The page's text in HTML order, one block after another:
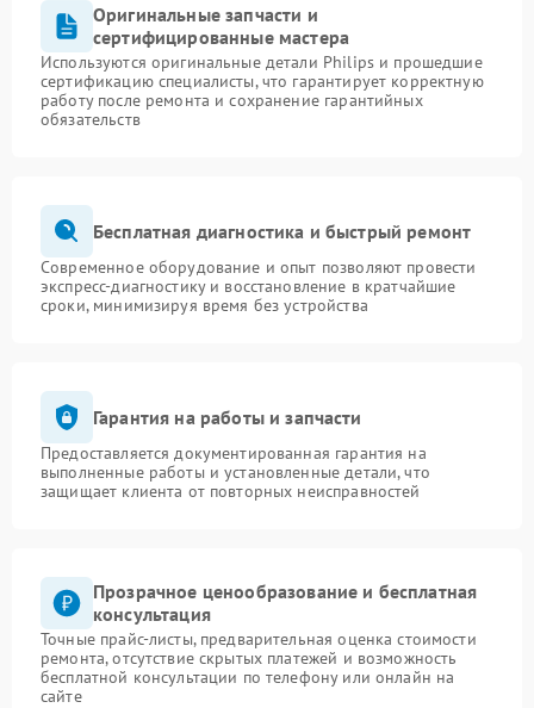
Оригинальные запчасти и
сертифицированные мастера
Используются оригинальные детали Philips и прошедшие
сертификацию специалисты, что гарантирует корректную
работу после ремонта и сохранение гарантийных
обязательств
Бесплатная диагностика и быстрый ремонт
Современное оборудование и опыт позволяют провести
экспресс-диагностику и восстановление в кратчайшие
сроки, минимизируя время без устройства
Гарантия на работы и запчасти
Предоставляется документированная гарантия на
выполненные работы и установленные детали, что
защищает клиента от повторных неисправностей
Прозрачное ценообразование и бесплатная
консультация
Точные прайс-листы, предварительная оценка стоимости
ремонта, отсутствие скрытых платежей и возможность
бесплатной консультации по телефону или онлайн на
сайте